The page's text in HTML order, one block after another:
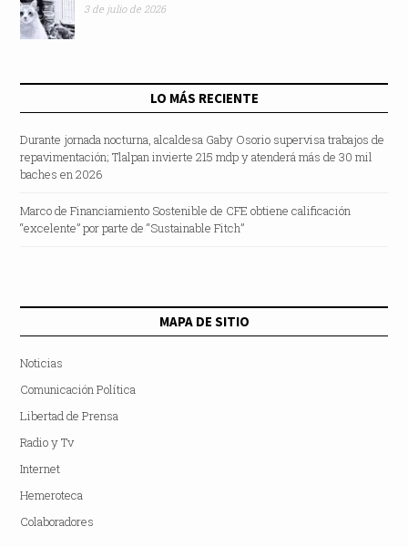
3 de julio de 2026
LO MÁS RECIENTE
Durante jornada nocturna, alcaldesa Gaby Osorio supervisa trabajos de
repavimentación; Tlalpan invierte 215 mdp y atenderá más de 30 mil
baches en 2026
Marco de Financiamiento Sostenible de CFE obtiene calificación
“excelente” por parte de “Sustainable Fitch”
MAPA DE SITIO
Noticias
Comunicación Política
Libertad de Prensa
Radio y Tv
Internet
Hemeroteca
Colaboradores